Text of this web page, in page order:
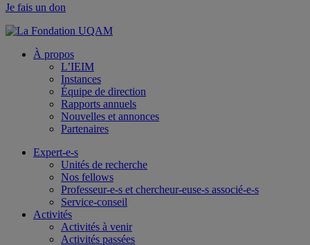
Je fais un don
À propos
L’IEIM
Instances
Équipe de direction
Rapports annuels
Nouvelles et annonces
Partenaires
Expert-e-s
Unités de recherche
Nos fellows
Professeur-e-s et chercheur-euse-s associé-e-s
Service-conseil
Activités
Activités à venir
Activités passées